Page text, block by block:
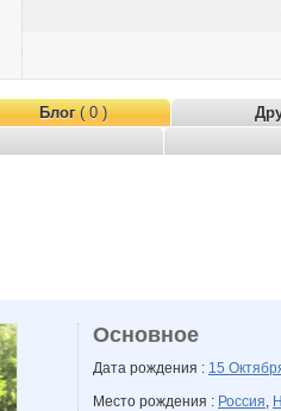
Блог( 0 )
Основное
Дата рождения : 15
Место рождения : Россия,